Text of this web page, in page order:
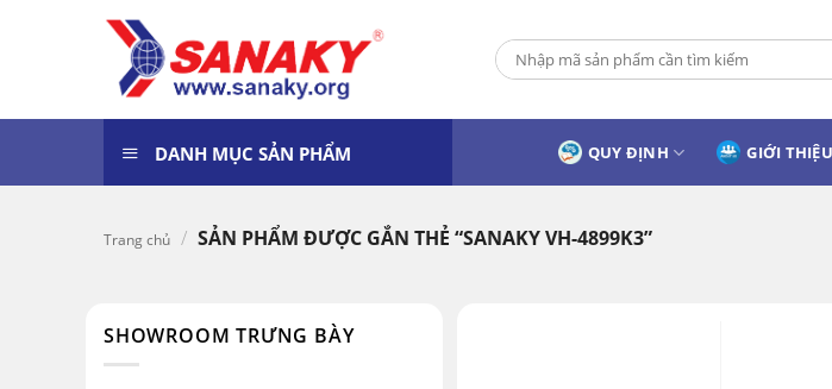
Tìm
kiếm:
DANH MỤC SẢN PHẨM QUY ĐỊNH GIỚI THIỆU
Trang chủ / SẢN PHẨM ĐƯỢC GẮN THẺ “SANAKY VH-4899K3”
SHOWROOM TRƯNG BÀY